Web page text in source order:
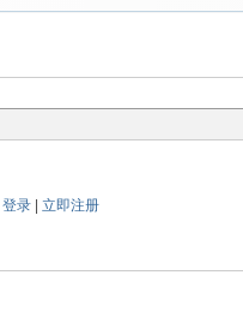
登录| 立即注册